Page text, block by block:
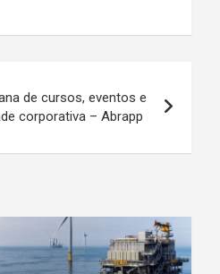
de cursos, eventos e
corporativa – Abrapp